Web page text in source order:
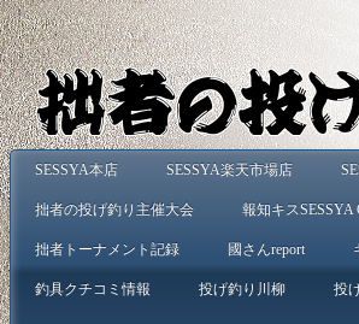
SESSYA本店 SESSYA楽天市場店
拙者の投げ釣り主催大会 報知キスSESSYA
拙者トーナメント記録 國さんreport
釣具クチコミ情報 投げ釣り川柳 投